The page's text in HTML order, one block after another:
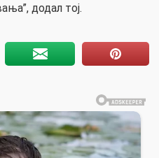
додал тој.